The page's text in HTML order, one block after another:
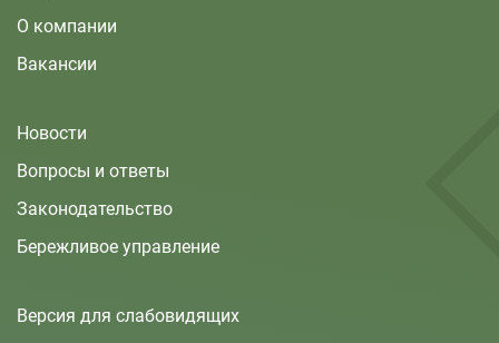
О компании
Вакансии
Новости
Вопросы и ответы
Законодательство
Бережливое управление
Версия для слабовидящих